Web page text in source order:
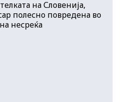
на Словенија,
полесно повредена во
несреќа